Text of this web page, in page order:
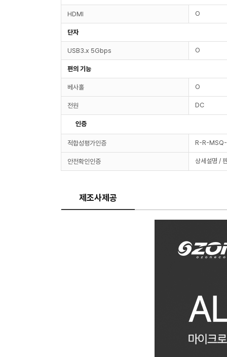
HDMI O
단자
USB3.x 5Gbps O
편의 기능
베사홀 O
전원 DC
인증
적합성평가인증 R-R-
안전확인인증 상세설명 /
제조사제공